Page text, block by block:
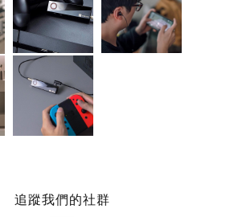
追蹤我們的社群